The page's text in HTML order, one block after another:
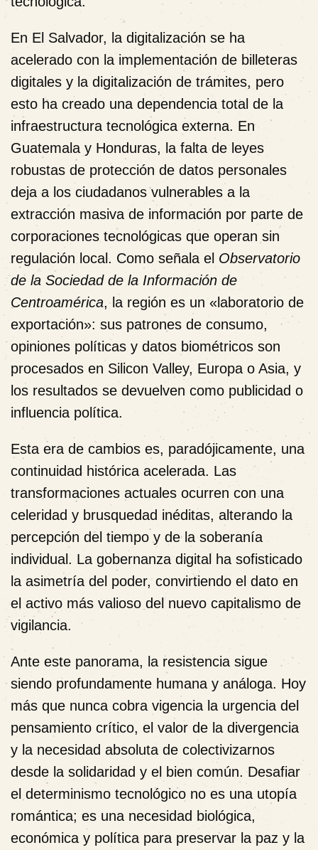
En El Salvador, la digitalización se ha
acelerado con la implementación de billeteras
digitales y la digitalización de trámites, pero
esto ha creado una dependencia total de la
infraestructura tecnológica externa. En
Guatemala y Honduras, la falta de leyes
robustas de protección de datos personales
deja a los ciudadanos vulnerables a la
extracción masiva de información por parte de
corporaciones tecnológicas que operan sin
regulación local. Como señala el Observatorio
de la Sociedad de la Información de
Centroamérica, la región es un «laboratorio de
exportación»: sus patrones de consumo,
opiniones políticas y datos biométricos son
procesados en Silicon Valley, Europa o Asia, y
los resultados se devuelven como publicidad o
influencia política.
Esta era de cambios es, paradójicamente, una
continuidad histórica acelerada. Las
transformaciones actuales ocurren con una
celeridad y brusquedad inéditas, alterando la
percepción del tiempo y de la soberanía
individual. La gobernanza digital ha sofisticado
la asimetría del poder, convirtiendo el dato en
el activo más valioso del nuevo capitalismo de
vigilancia.
Ante este panorama, la resistencia sigue
siendo profundamente humana y análoga. Hoy
más que nunca cobra vigencia la urgencia del
pensamiento crítico, el valor de la divergencia
y la necesidad absoluta de colectivizarnos
desde la solidaridad y el bien común. Desafiar
el determinismo tecnológico no es una utopía
romántica; es una necesidad biológica,
económica y política para preservar la paz y la